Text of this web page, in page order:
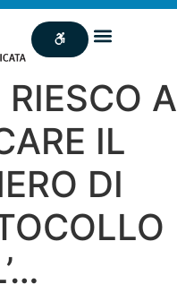
A
IL
DI